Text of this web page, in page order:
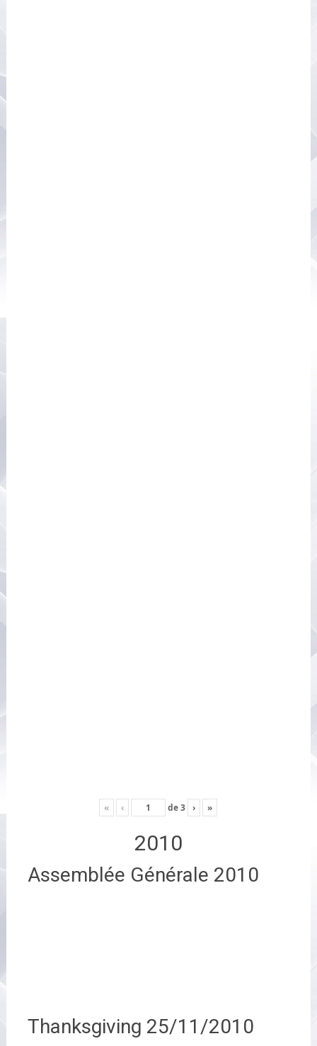
« ‹ de3 › »
2010
Assemblée Générale 2010
Thanksgiving 25/11/2010